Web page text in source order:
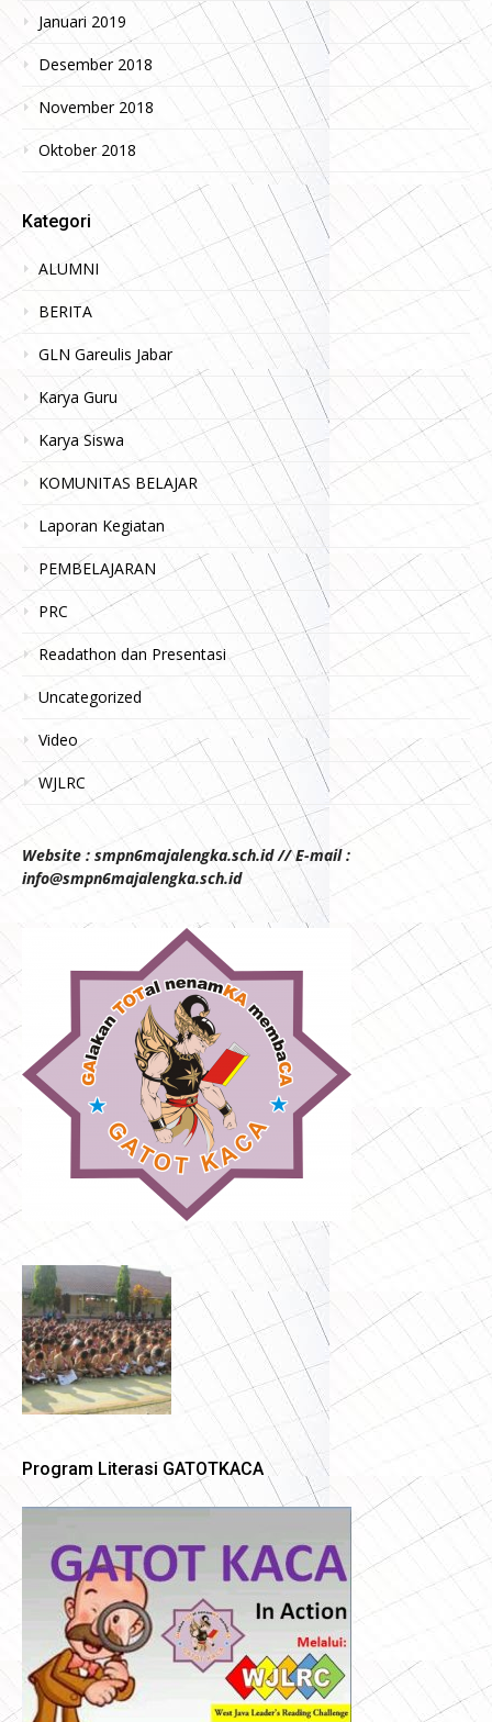
Januari 2019
Desember 2018
November 2018
Oktober 2018
Kategori
ALUMNI
BERITA
GLN Gareulis Jabar
Karya Guru
Karya Siswa
KOMUNITAS BELAJAR
Laporan Kegiatan
PEMBELAJARAN
PRC
Readathon dan Presentasi
Uncategorized
Video
WJLRC
Website : smpn6majalengka.sch.id // E-mail :
info@smpn6majalengka.sch.id
Program Literasi GATOTKACA